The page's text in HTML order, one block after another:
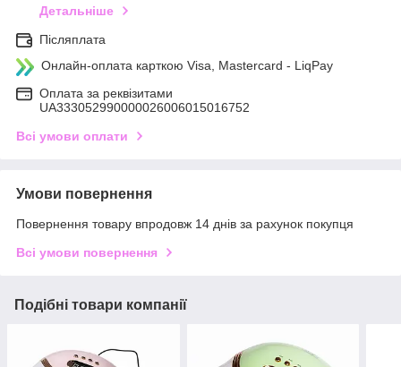
Детальніше
Післяплата
Онлайн-оплата карткою Visa, Mastercard - LiqPay
Оплата за реквізитами
UA333052990000026006015016752
Всі умови оплати
Умови повернення
Повернення товару впродовж 14 днів за рахунок покупця
Всі умови повернення
Подібні товари компанії